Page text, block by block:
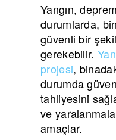
Yangın,
durumlarda,
güvenli bir
gerekebilir.
projesi,
durumda
tahliyesini
ve
amaçlar.